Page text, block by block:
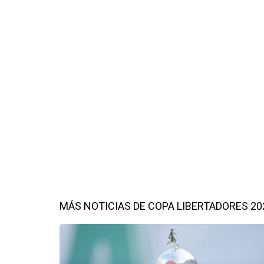
MÁS NOTICIAS DE COPA LIBERTADORES